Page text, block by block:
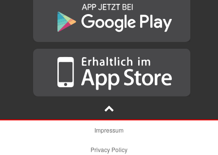
Impressum
Privacy Policy